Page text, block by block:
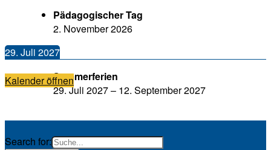
Päd­ago­gi­scher Tag
2. Novem­ber 2026
29. Juli 2027
Som­mer­fe­ri­en
29. Juli 2027– 12. Sep­tem­ber 2027
Kalen­der öffnen
Search for: